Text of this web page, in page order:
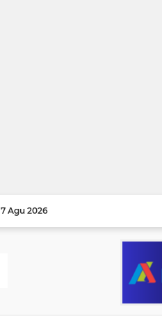
7 Agu 2026